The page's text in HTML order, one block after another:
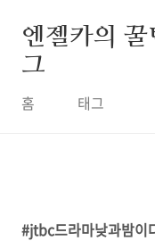
엔젤카의
그
홈 태그
jtbc드라마낮과밤이